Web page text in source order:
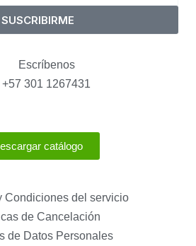
SUSCRIBIRME
Escríbenos
+57 301 1267431
catálogo
Condiciones del servicio
de Cancelación
de Datos Personales